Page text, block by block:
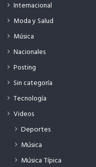
Internacional
Moda y Salud
Música
Nacionales
Posting
Sin categoría
Tecnología
Videos
Deportes
Música
Música Típica